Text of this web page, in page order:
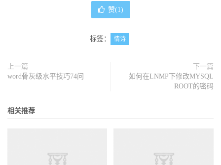
赞(1)
标签： 情诗
上一篇
word骨灰级水平技巧74问
下一篇
如何在LNMP下修改MYSQL
ROOT的密码
相关推荐